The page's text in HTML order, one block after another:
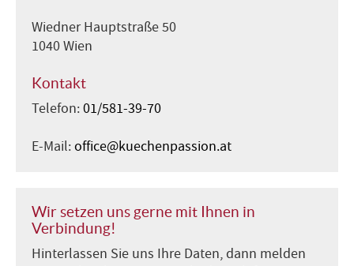
Wiedner Hauptstraße 50
1040 Wien
Kontakt
Telefon:01/581-39-70
E-Mail:office@kuechenpassion.at
Wir setzen uns gerne mit Ihnen in
Verbindung!
Hinterlassen Sie uns Ihre Daten, dann melden